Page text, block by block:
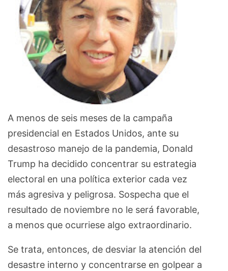
A menos de seis meses de la campaña
presidencial en Estados Unidos, ante su
desastroso manejo de la pandemia, Donald
Trump ha decidido concentrar su estrategia
electoral en una política exterior cada vez
más agresiva y peligrosa. Sospecha que el
resultado de noviembre no le será favorable,
a menos que ocurriese algo extraordinario.
Se trata, entonces, de desviar la atención del
desastre interno y concentrarse en golpear a